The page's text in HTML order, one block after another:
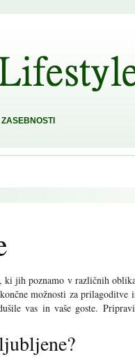
jih poznamo v različnih
možnosti za
vas in vaše goste.